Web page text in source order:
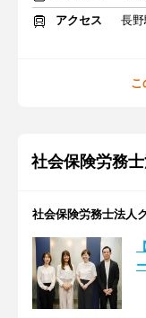
アクセス
長
こ
社会保険労務
社会保険労務士法人